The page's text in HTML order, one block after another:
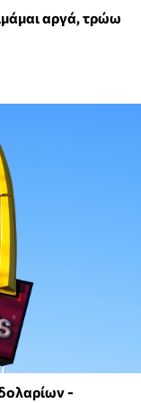
αργά, τρώω
-